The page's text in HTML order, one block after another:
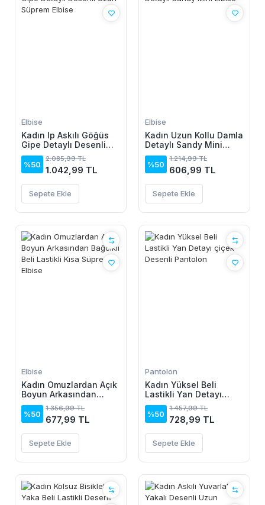
Elbise
Kadın Ip Askılı Göğüs
Gipe Detaylı Desenli
Uzun Süprem Elbise
%50
2.085,99 TL
1.042,99 TL
Sepete Ekle
Elbise
Kadın Uzun Kollu Damla
Detaylı Sandy Mini
Elbise
%50
1.214,99 TL
606,99 TL
Sepete Ekle
Elbise
Kadın Omuzlardan Açık
Boyun Arkasından
Bağcıklı Beli Lastikli
Kısa Süprem Elbise
%50
1.356,99 TL
677,99 TL
Sepete Ekle
Pantolon
Kadın Yüksel Beli
Lastikli Yan Detayı
çiçek Desenli Pantolon
%50
1.457,99 TL
728,99 TL
Sepete Ekle